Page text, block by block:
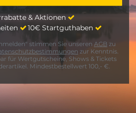
& Aktionen
10€ Startguthaben
stimmen Sie unseren AGB zu
zur Kenntnis.
für Wertgutscheine, Shows & Tickets
Mindestbestellwert 100,- €.